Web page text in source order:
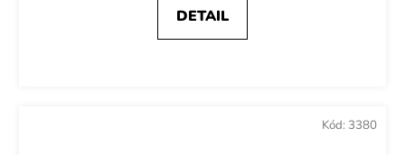
DETAIL
Kód: 3380